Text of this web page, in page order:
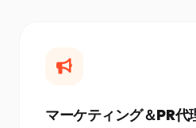
マーケティング＆PR代